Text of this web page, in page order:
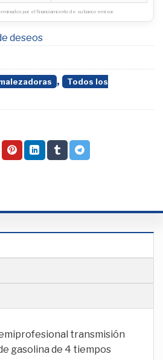
por el financiamiento de su banco emisor.
deseos
,
Todos los
transmisión
gasolina de 4 tiempos